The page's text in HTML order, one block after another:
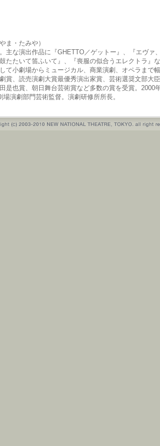
ま・たみや）
主な演出作品に『GHETTO／ゲットー』、『エヴァ、
たたいて笛ふいて』、『喪服の似合うエレクトラ』な
て小劇場からミュージカル、商業演劇、オペラまで幅
賞、読売演劇大賞最優秀演出家賞、芸術選奨文部大臣
是也賞、朝日舞台芸術賞など多数の賞を受賞。2000
場演劇部門芸術監督。演劇研修所所長。